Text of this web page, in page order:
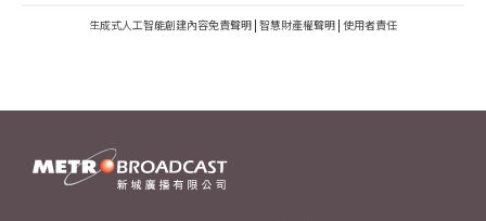
生成式人工智能創建內容免責聲明 | 智慧財產權聲明 | 使用者責任